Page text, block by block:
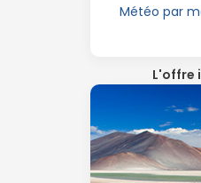
Météo par
L'offre